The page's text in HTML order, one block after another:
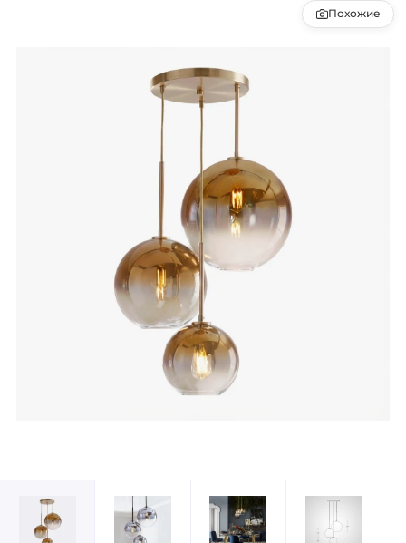
Похожие